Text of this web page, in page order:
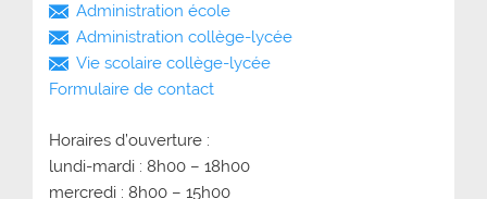
Administration école
Administration collège-lycée
Vie scolaire collège-lycée
Formulaire de contact
Horaires d’ouverture :
lundi-mardi : 8h00 – 18h00
mercredi : 8h00 – 15h00